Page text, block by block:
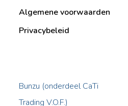
Algemene voorwaarden
Privacybeleid
Bunzu (onderdeel CaTi
Trading V.O.F.)